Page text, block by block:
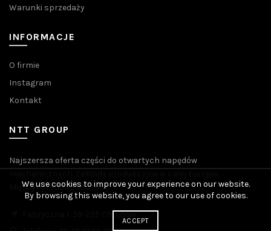
Warunki sprzedaży
INFORMACJE
O firmie
Instagram
Kontakt
NTT GROUP
Najszersza oferta części do otwartych napędów
Międzynarodowe dostawy.
Fabryczna 1, 59-225 Chojnów
We use cookies to improve your experience on our website.
By browsing this website, you agree to our use of cookies.
ACCEPT